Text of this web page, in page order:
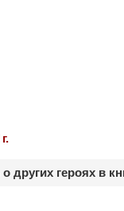
других героях в